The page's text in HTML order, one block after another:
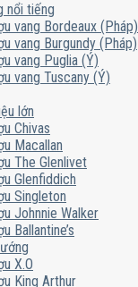
nổi tiếng
vang Bordeaux (Pháp)
vang Burgundy (Pháp)
vang Puglia (Ý)
vang Tuscany (Ý)
lớn
Chivas
Macallan
The Glenlivet
Glenfiddich
Singleton
Johnnie Walker
Ballantine’s
X.O
King Arthur